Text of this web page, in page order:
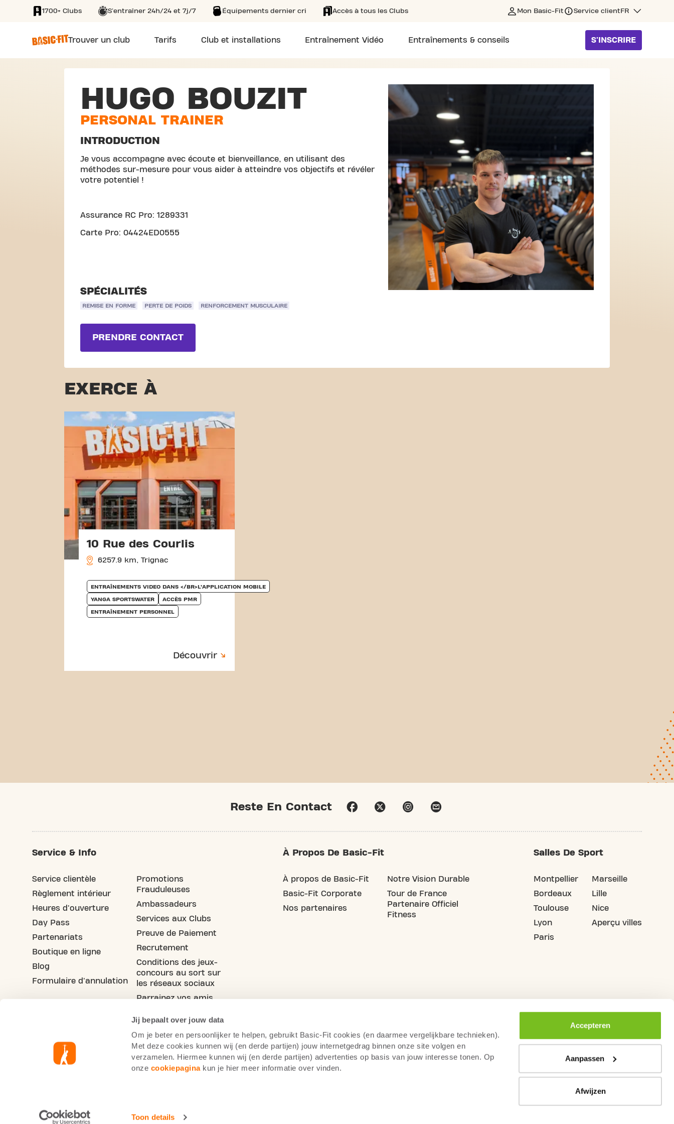
Jij bepaalt over jouw data
Om je beter en persoonlijker te helpen, gebruikt Basic-Fit cookies (en daarmee vergelijkbare technieken).
Met deze cookies kunnen wij (en derde partijen) jouw internetgedrag binnen onze site volgen en
verzamelen. Hiermee kunnen wij (en derde partijen) advertenties op basis van jouw interesse tonen. Op
onze cookiepaginakun je hier meer informatie over vinden.
Toon details
Accepteren
Aanpassen
Afwijzen
SKIP TO MAIN CONTENT
1700+ Clubs S'entraîner 24h/24 et 7j/7 Équipements dernier cri Accès à tous les Clubs Mon Basic-Fit Service client FR
Trouver un club Tarifs Club et installations Entraînement Vidéo Entraînements & conseils S'INSCRIRE
HUGO BOUZIT
PERSONAL TRAINER
INTRODUCTION
Je vous accompagne avec écoute et bienveillance, en utilisant des
méthodes sur-mesure pour vous aider à atteindre vos objectifs et révéler
votre potentiel !
Assurance RC Pro: 1289331
Carte Pro: 04424ED0555
SPÉCIALITÉS
REMISE EN FORME PERTE DE POIDS RENFORCEMENT MUSCULAIRE
PRENDRE CONTACT
EXERCE À
10 Rue des Courlis
6257.9 km, Trignac
ENTRAÎNEMENTS VIDEO DANS </BR>L’APPLICATION MOBILE
YANGA SPORTSWATER ACCÈS PMR
ENTRAÎNEMENT PERSONNEL
Découvrir
Reste En Contact
Service & Info
Service clientèle
Règlement intérieur
Heures d'ouverture
Day Pass
Partenariats
Boutique en ligne
Blog
Formulaire d'annulation
Promotions
Frauduleuses
Ambassadeurs
Services aux Clubs
Preuve de Paiement
Recrutement
Conditions des jeux-
concours au sort sur
les réseaux sociaux
Parrainez vos amis
À Propos De Basic-Fit
À propos de Basic-Fit
Basic-Fit Corporate
Nos partenaires
Notre Vision Durable
Tour de France
Partenaire Officiel
Fitness
Salles De Sport
Montpellier
Bordeaux
Toulouse
Lyon
Paris
Marseille
Lille
Nice
Aperçu villes